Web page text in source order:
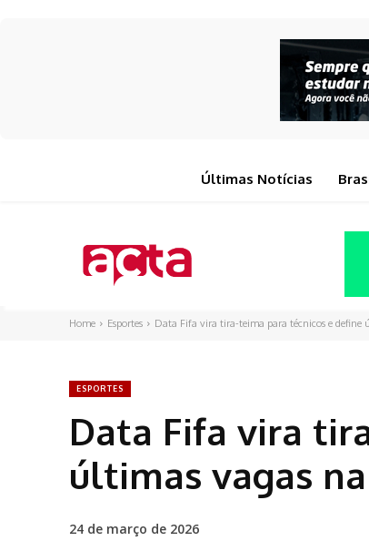
Últimas Notícias
Home Esportes Data Fifa vira tira-teima para técnicos e define
ESPORTES
Data Fifa vira
últimas vagas
24 de março de 2026